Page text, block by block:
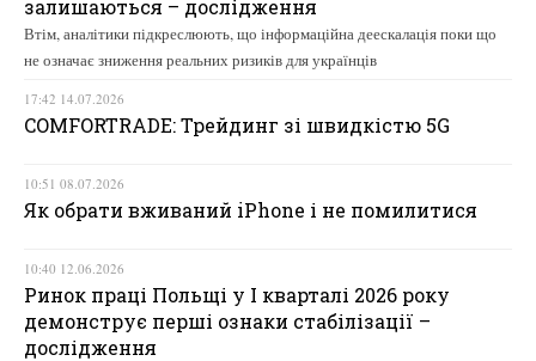
залишаються – дослідження
Втім, аналітики підкреслюють, що інформаційна деескалація поки що
не означає зниження реальних ризиків для українців
17:42 14.07.2026
COMFORTRADE: Трейдинг зі швидкістю 5G
10:51 08.07.2026
Як обрати вживаний iPhone і не помилитися
10:40 12.06.2026
Ринок праці Польщі у І кварталі 2026 року
демонструє перші ознаки стабілізації –
дослідження